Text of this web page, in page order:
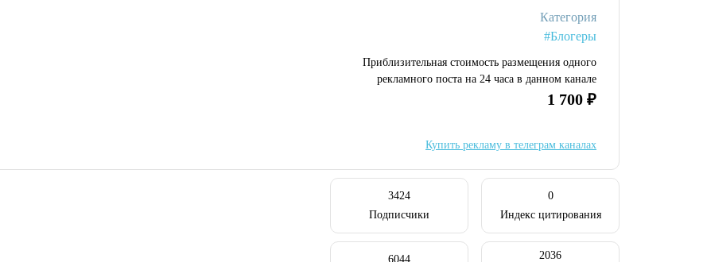
Категория
#Блогеры
Приблизительная стоимость размещения одного
рекламного поста на 24 часа в данном канале
1 700 ₽
Купить рекламу в телеграм каналах
3424
Подписчики
0
Индекс цитирования
6044
2036